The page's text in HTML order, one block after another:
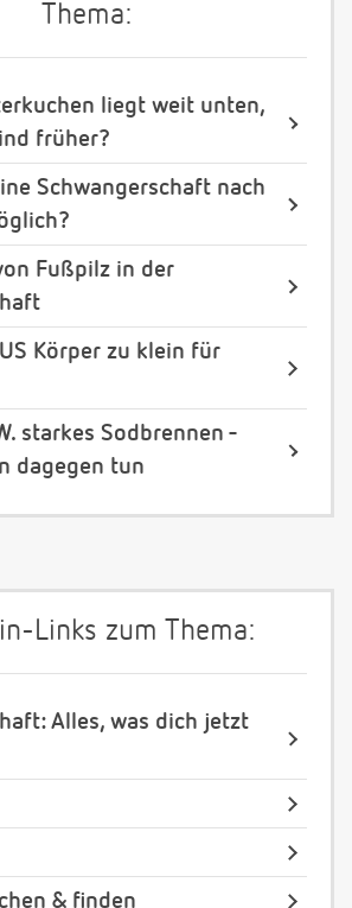
Thema:
liegt weit unten,
früher?
Schwangerschaft nach
Fußpilz in der
Körper zu klein für
starkes Sodbrennen -
dagegen tun
Links zum Thema:
Alles, was dich jetzt
& finden